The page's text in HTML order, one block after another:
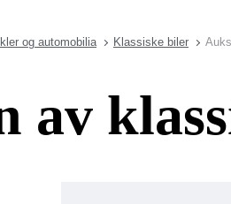
og automobilia Klassiske biler
av